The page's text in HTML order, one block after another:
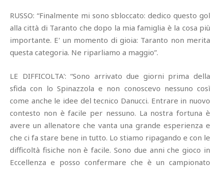
RUSSO: “Finalmente mi sono sbloccato: dedico questo gol
alla città di Taranto che dopo la mia famiglia è la cosa più
importante. E' un momento di gioia: Taranto non merita
questa categoria. Ne riparliamo a maggio”.
LE DIFFICOLTA': “Sono arrivato due giorni prima della
sfida con lo Spinazzola e non conoscevo nessuno così
come anche le idee del tecnico Danucci. Entrare in nuovo
contesto non è facile per nessuno. La nostra fortuna è
avere un allenatore che vanta una grande esperienza e
che ci fa stare bene in tutto. Lo stiamo ripagando e con le
difficoltà fisiche non è facile. Sono due anni che gioco in
Eccellenza e posso confermare che è un campionato